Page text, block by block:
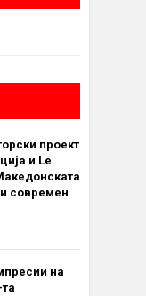
проект
и Le
современ
на